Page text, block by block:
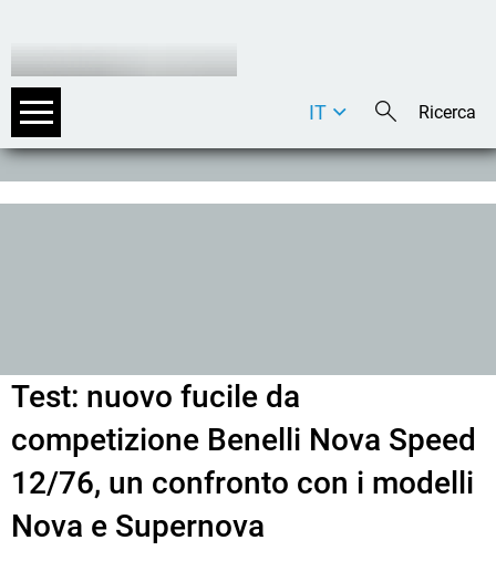
DE
IT
Test: nuovo fucile da
competizione Benelli Nova Speed
12/76, un confronto con i modelli
Nova e Supernova